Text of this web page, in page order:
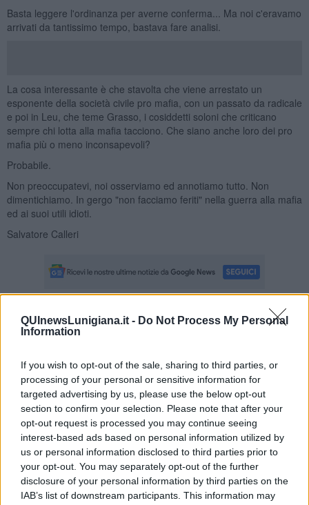
QUInewsLunigiana.it - Do Not Process My Personal
Information
If you wish to opt-out of the sale, sharing to third parties, or
processing of your personal or sensitive information for
targeted advertising by us, please use the below opt-out
section to confirm your selection. Please note that after your
opt-out request is processed you may continue seeing
interest-based ads based on personal information utilized by
us or personal information disclosed to third parties prior to
your opt-out. You may separately opt-out of the further
disclosure of your personal information by third parties on the
IAB’s list of downstream participants. This information may
Basta leggere l'ordinanza per averne conferma... Ma noi c'eravamo
arrivati da tantissimo tempo, bastava fare analisi.
La cosa interessante è che stavolta che viene arrestato un
esponente della società civile pro mafia, con un passato da radicale
e poi in Leu, che teme Grasso, i cosiddetti soloni che criticano
sempre chi lotta alla mafia tacciono. Che siano anche loro dei pro
mafia più o meno inconsapevoli?
Probabile.
Non preoccupatevi, noi osserviamo ed annotiamo tutto. Non
dimentichiamo. In gergo "non facciamo feriti" nella guerra alla mafia
ed ai suoi utili idioti.
Salvatore Calleri
Se vuoi leggere le notizie principali della Toscana iscriviti alla
Newsletter QUInews - ToscanaMedia.
Basta cliccare QUI
Ti potrebbe interessare anche:
Articoli dal Blog “Legalità e non solo” di Salvatore Calleri
Il “dopo” Matteo Messina Denaro
Vademecum antimafia per gli elettori
Toscana chiama Palermo
Serve un esercito europeo
I superbonus rischiano di favorire la mafia